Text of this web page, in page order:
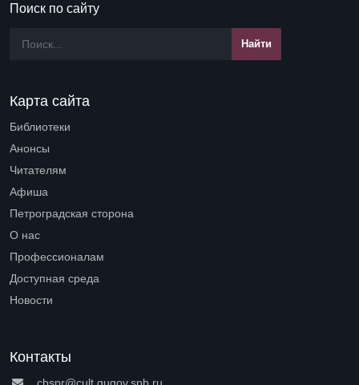
Поиск по сайту
Карта сайта
Библиотеки
Анонсы
Читателям
Афиша
Петроградская сторона
О нас
Профессионалам
Доступная среда
Новости
Контакты